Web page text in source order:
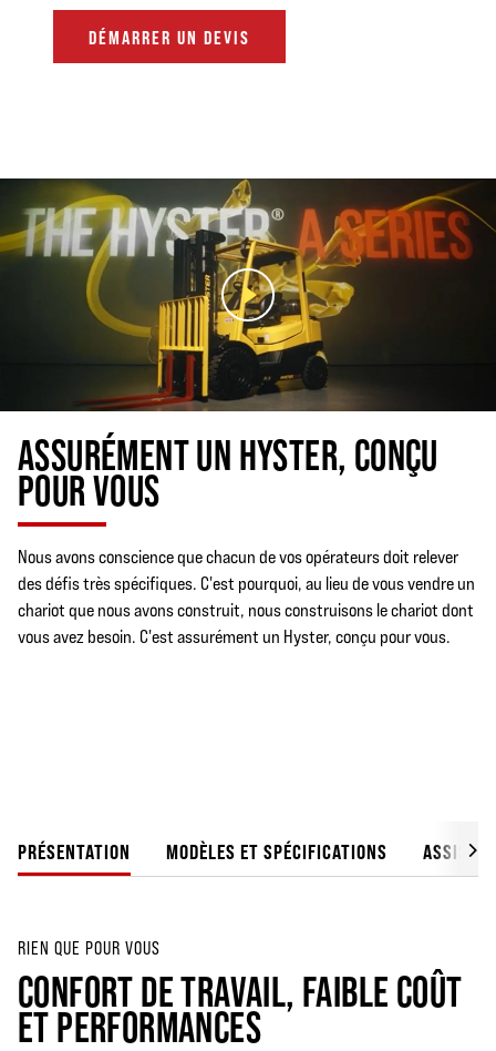
DÉMARRER UN DEVIS
ASSURÉMENT UN HYSTER, CONÇU
POUR VOUS
Nous avons conscience que chacun de vos opérateurs doit relever
des défis très spécifiques. C'est pourquoi, au lieu de vous vendre un
chariot que nous avons construit, nous construisons le chariot dont
vous avez besoin. C'est assurément un Hyster, conçu pour vous.
PRÉSENTATION MODÈLES ET SPÉCIFICATIONS
RIEN QUE POUR VOUS
CONFORT DE TRAVAIL, FAIBLE COÛT
ET PERFORMANCES